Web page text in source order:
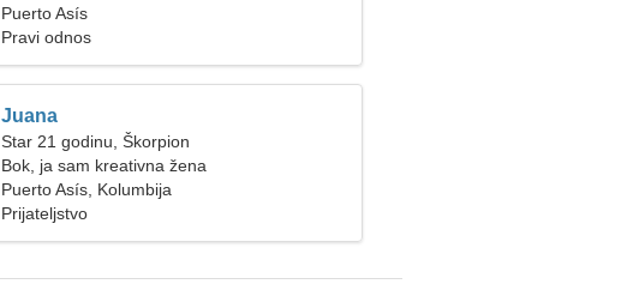
Puerto Asís
Pravi odnos
Juana
Star 21 godinu, Škorpion
Bok, ja sam kreativna žena
Puerto Asís, Kolumbija
Prijateljstvo